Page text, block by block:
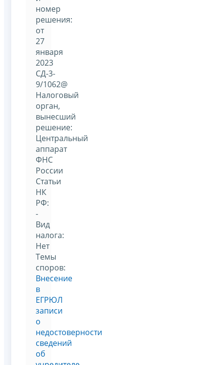
номер
решения:
от
27
января
2023
СД-3-
9/1062@
Налоговый
орган,
вынесший
решение:
Центральный
аппарат
ФНС
России
Статьи
НК
РФ:
-
Вид
налога:
Нет
Темы
споров:
Внесение
в
ЕГРЮЛ
записи
о
недостоверности
сведений
об